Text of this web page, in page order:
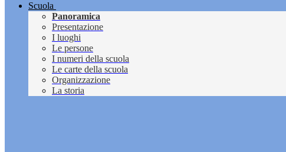
Scuola
Panoramica
Presentazione
I luoghi
Le persone
I numeri della scuola
Le carte della scuola
Organizzazione
La storia